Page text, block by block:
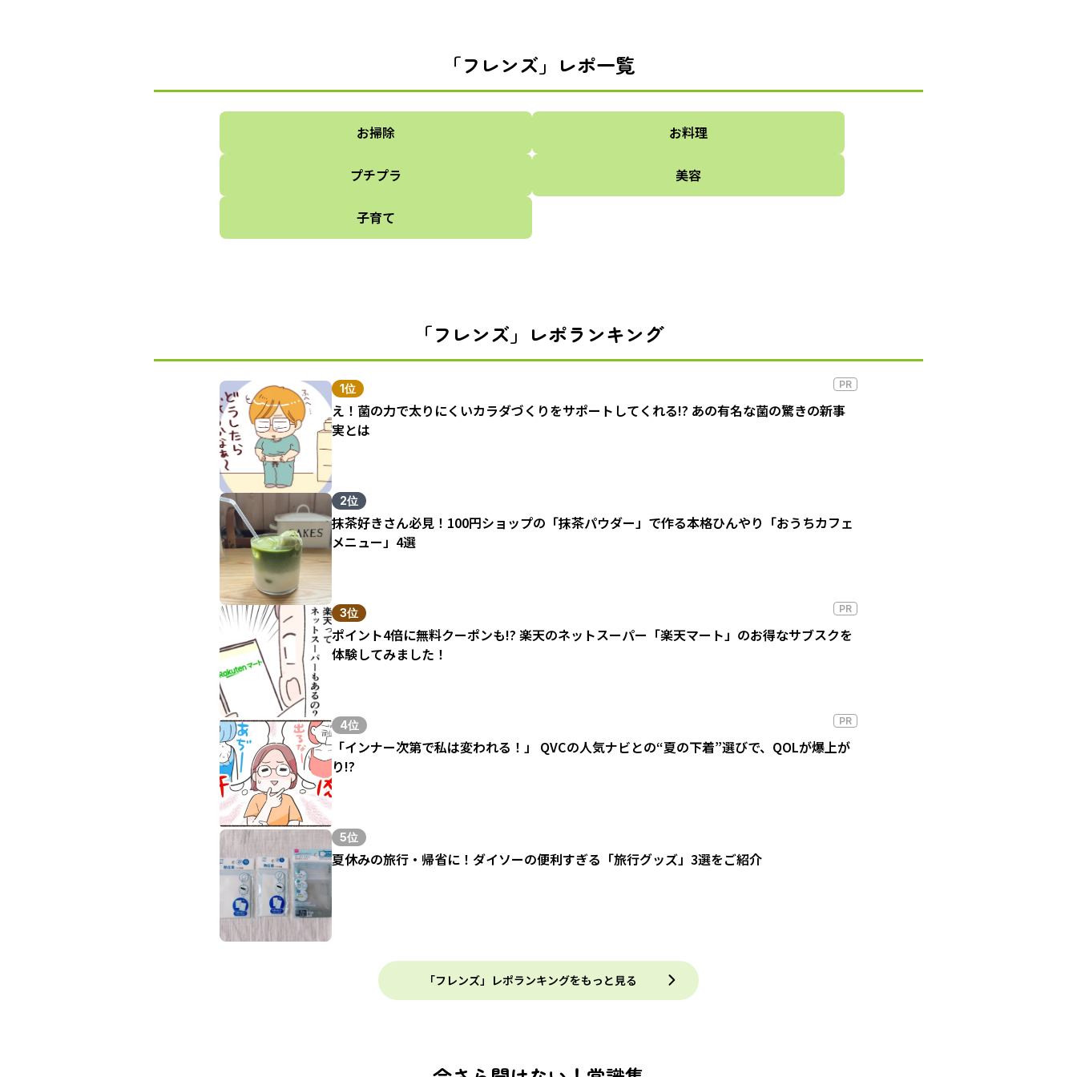
「フレンズ」レポ一覧
お掃除 お料理
プチプラ 美容
子育て
「フレンズ」レポランキング
1位 PR
え！菌の力で太りにくいカラダづくりをサポートしてくれる!? あの有名な菌の驚きの新事
実とは
2位
抹茶好きさん必見！100円ショップの「抹茶パウダー」で作る本格ひんやり「おうちカフェ
メニュー」4選
3位 PR
ポイント4倍に無料クーポンも!? 楽天のネットスーパー「楽天マート」のお得なサブスクを
体験してみました！
4位 PR
「インナー次第で私は変われる！」 QVCの人気ナビとの“夏の下着”選びで、QOLが爆上が
り!?
5位
夏休みの旅行・帰省に！ダイソーの便利すぎる「旅行グッズ」3選をご紹介
「フレンズ」レポランキングをもっと見る